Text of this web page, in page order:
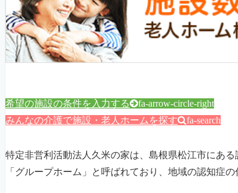
希望の施設の条件を入力する fa-arrow-circle-right
みんなの介護で施設・老人ホームを探す fa-search
特定非営利活動法人久米の家は、島根県松江市にあ
「グループホーム」と呼ばれており、地域の認知症